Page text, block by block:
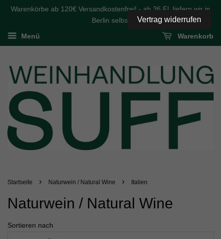
Warenkörbe ab 120€ Versandkostenfrei! - ab 36 FL liefern wir in
Berlin selbst
Menü Warenkorb
Startseite › Naturwein / Natural Wine › Italien
Naturwein / Natural Wine
Sortieren nach
Vertrag widerrufen